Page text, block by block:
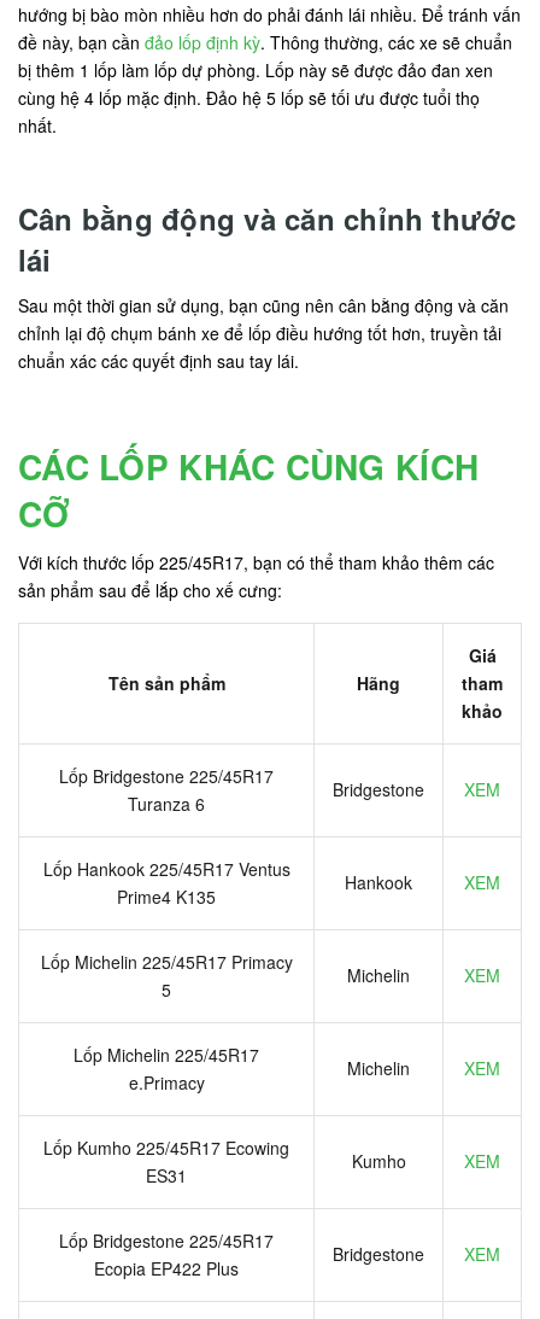
hướng bị bào mòn nhiều hơn do phải đánh lái nhiều. Để tránh vấn
đề này, bạn cần đảo lốp định kỳ. Thông thường, các xe sẽ chuẩn
bị thêm 1 lốp làm lốp dự phòng. Lốp này sẽ được đảo đan xen
cùng hệ 4 lốp mặc định. Đảo hệ 5 lốp sẽ tối ưu được tuổi thọ
nhất.
Cân bằng động và căn chỉnh thước
lái
Sau một thời gian sử dụng, bạn cũng nên cân bằng động và căn
chỉnh lại độ chụm bánh xe để lốp điều hướng tốt hơn, truyền tải
chuẩn xác các quyết định sau tay lái.
CÁC LỐP KHÁC CÙNG KÍCH
CỠ
Với kích thước lốp 225/45R17, bạn có thể tham khảo thêm các
sản phẩm sau để lắp cho xế cưng:
Tên sản phẩm Hãng
Giá
tham
khảo
Lốp Bridgestone 225/45R17
Turanza 6
Bridgestone XEM
Lốp Hankook 225/45R17 Ventus
Prime4 K135
Hankook XEM
Lốp Michelin 225/45R17 Primacy
5
Michelin XEM
Lốp Michelin 225/45R17
e.Primacy
Michelin XEM
Lốp Kumho 225/45R17 Ecowing
ES31
Kumho XEM
Lốp Bridgestone 225/45R17
Ecopia EP422 Plus
Bridgestone XEM